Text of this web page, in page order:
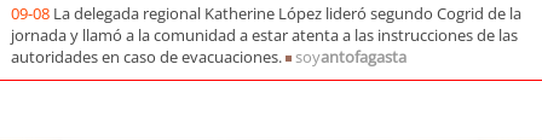
09-08 La delegada regional Katherine López lideró segundo Cogrid de la
jornada y llamó a la comunidad a estar atenta a las instrucciones de las
autoridades en caso de evacuaciones.
soyantofagasta